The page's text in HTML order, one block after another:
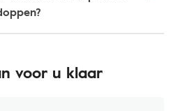
voor u klaar